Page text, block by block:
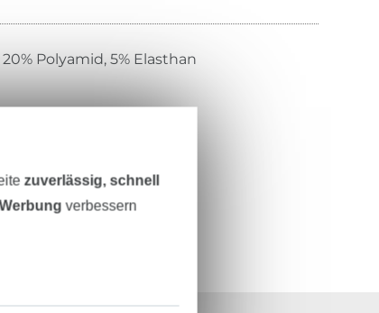
Polyamid, 5% Elasthan
zuverlässig, schnell
verbessern